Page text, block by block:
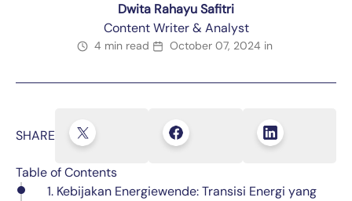
Dwita Rahayu Safitri
Content Writer & Analyst
4 min read October 07, 2024 in
SHARE
Table of Contents
1. Kebijakan Energiewende: Transisi Energi yang